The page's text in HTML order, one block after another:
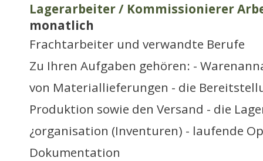
Lagerarbeiter / Kommissionierer
monatlich
Frachtarbeiter und verwandte Berufe
Zu Ihren Aufgaben gehören: -
von Materiallieferungen - die
Produktion sowie den Versand - die
¿organisation (Inventuren) - laufende
Dokumentation